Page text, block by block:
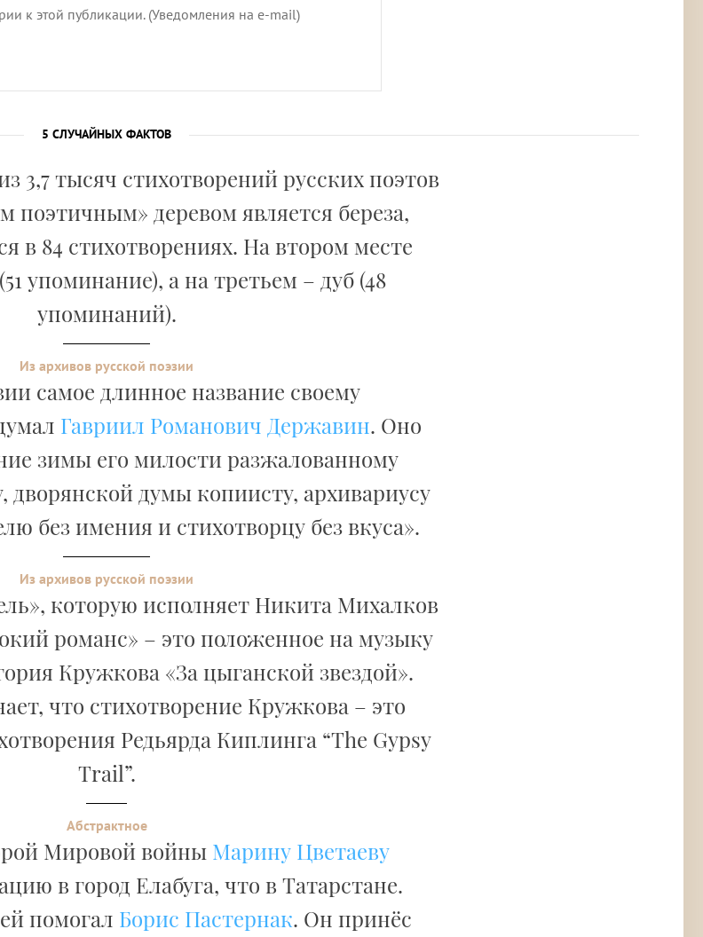
к этой публикации. (Уведомления на e-mail)
5 СЛУЧАЙНЫХ ФАКТОВ
3,7 тысяч стихотворений русских поэтов
поэтичным» деревом является береза,
в 84 стихотворениях. На втором месте
упоминание), а на третьем – дуб (48
упоминаний).
Из архивов русской поэзии
самое длинное название своему
Гавриил Романович Державин. Оно
зимы его милости разжалованному
дворянской думы копиисту, архивариусу
без имения и стихотворцу без вкуса».
Из архивов русской поэзии
которую исполняет Никита Михалков
романс» – это положенное на музыку
Кружкова «За цыганской звездой».
что стихотворение Кружкова – это
Редьярда Киплинга “The Gypsy
Trail”.
Абстрактное
Мировой войны Марину Цветаеву
в город Елабуга, что в Татарстане.
помогал Борис Пастернак. Он принёс